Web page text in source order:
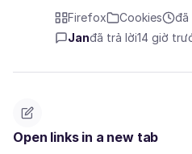
Firefox Cookies
đã
Janđã trả lời14 giờ
Open links in a new tab